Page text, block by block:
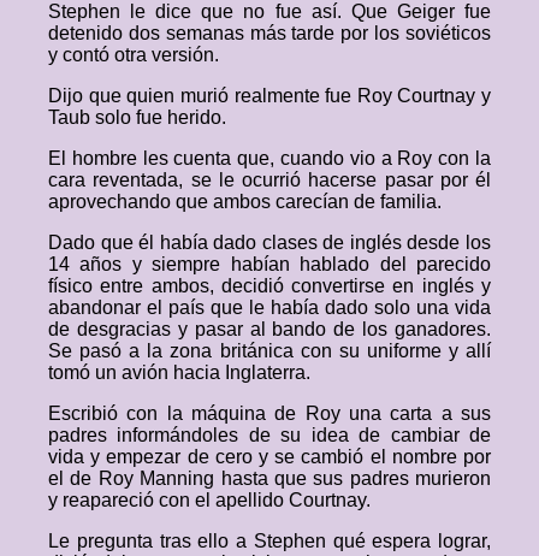
Stephen le dice que no fue así. Que Geiger fue
detenido dos semanas más tarde por los soviéticos
y contó otra versión.
Dijo que quien murió realmente fue Roy Courtnay y
Taub solo fue herido.
El hombre les cuenta que, cuando vio a Roy con la
cara reventada, se le ocurrió hacerse pasar por él
aprovechando que ambos carecían de familia.
Dado que él había dado clases de inglés desde los
14 años y siempre habían hablado del parecido
físico entre ambos, decidió convertirse en inglés y
abandonar el país que le había dado solo una vida
de desgracias y pasar al bando de los ganadores.
Se pasó a la zona británica con su uniforme y allí
tomó un avión hacia Inglaterra.
Escribió con la máquina de Roy una carta a sus
padres informándoles de su idea de cambiar de
vida y empezar de cero y se cambió el nombre por
el de Roy Manning hasta que sus padres murieron
y reapareció con el apellido Courtnay.
Le pregunta tras ello a Stephen qué espera lograr,